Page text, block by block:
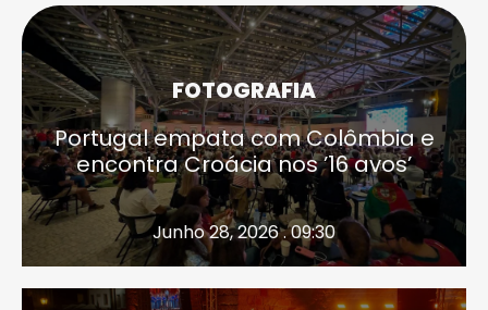
FOTOGRAFIA
Portugal empata com Colômbia e
encontra Croácia nos ’16 avos’
Junho 28, 2026 . 09:30